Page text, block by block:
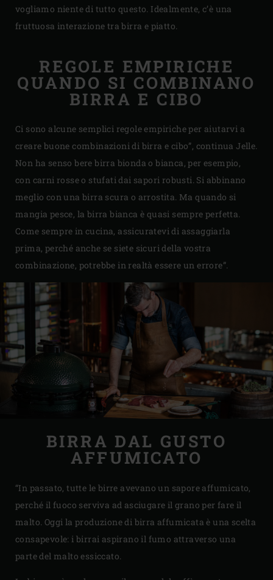
vogliamo niente di tutto questo. Idealmente, c’è una
fruttuosa interazione tra birra e piatto.
REGOLE EMPIRICHE
QUANDO SI COMBINANO
BIRRA E CIBO
Ci sono alcune semplici regole empiriche per aiutarvi a
creare buone combinazioni di birra e cibo”, continua Jelle.
Non ha senso bere birra bionda o bianca, per esempio,
con carni rosse o stufati dai sapori robusti. Si abbinano
meglio con una birra scura o arrostita. Ma quando si
mangia pesce, la birra bianca è quasi sempre perfetta.
Come sempre in cucina, assicuratevi di assaggiarla
prima, perché anche se siete sicuri della vostra
combinazione, potrebbe in realtà essere un errore”.
BIRRA DAL GUSTO
AFFUMICATO
“In passato, tutte le birre avevano un sapore affumicato,
perché il fuoco serviva ad asciugare il grano per fare il
malto. Oggi la produzione di birra affumicata è una scelta
consapevole: i birrai aspirano il fumo attraverso una
parte del malto essiccato.